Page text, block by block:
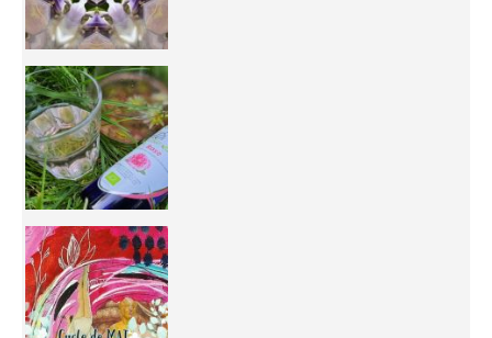
Inhabit your body and understand its